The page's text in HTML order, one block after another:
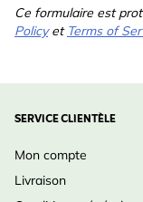
Ce formulaire est
Policyet Terms of
SERVICE CLIENTÈLE
Mon compte
Livraison